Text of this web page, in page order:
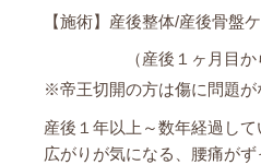
【施術】産後整体/産後骨盤
（産後１ヶ月目から
※帝王切開の方は傷に問題が
産後１年以上～数年経過し
広がりが気になる、腰痛が